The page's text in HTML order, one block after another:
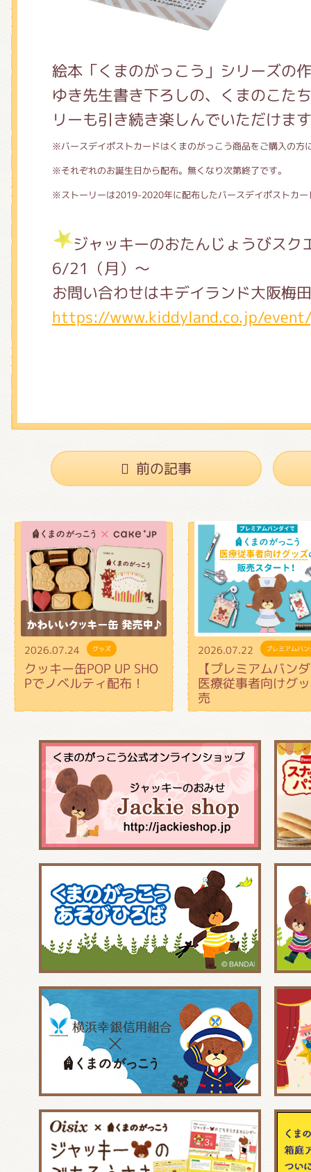
絵本「くまのがっこう」シリーズの
ゆき先生書き下ろしの、くまのこた
リーも引き続き楽しんでいただけま
※バースデイポストカードはくまのがっこう商品をご購入の方
※それぞれのお誕生日から配布。無くなり次第終了です。
※ストーリーは2019-2020年に配布したバースデイポストカー
ジャッキーのおたんじょうびスク
6/21（月）～
お問い合わせはキデイランド大阪梅
https://www.kiddyland.co.jp/
前の記事
2026.07.24 グッズ
クッキー缶POP UP SHO
Pでノベルティ配布！
2026.07.22 プレミアムバ
【プレミアムバン
医療従事者向けグ
売